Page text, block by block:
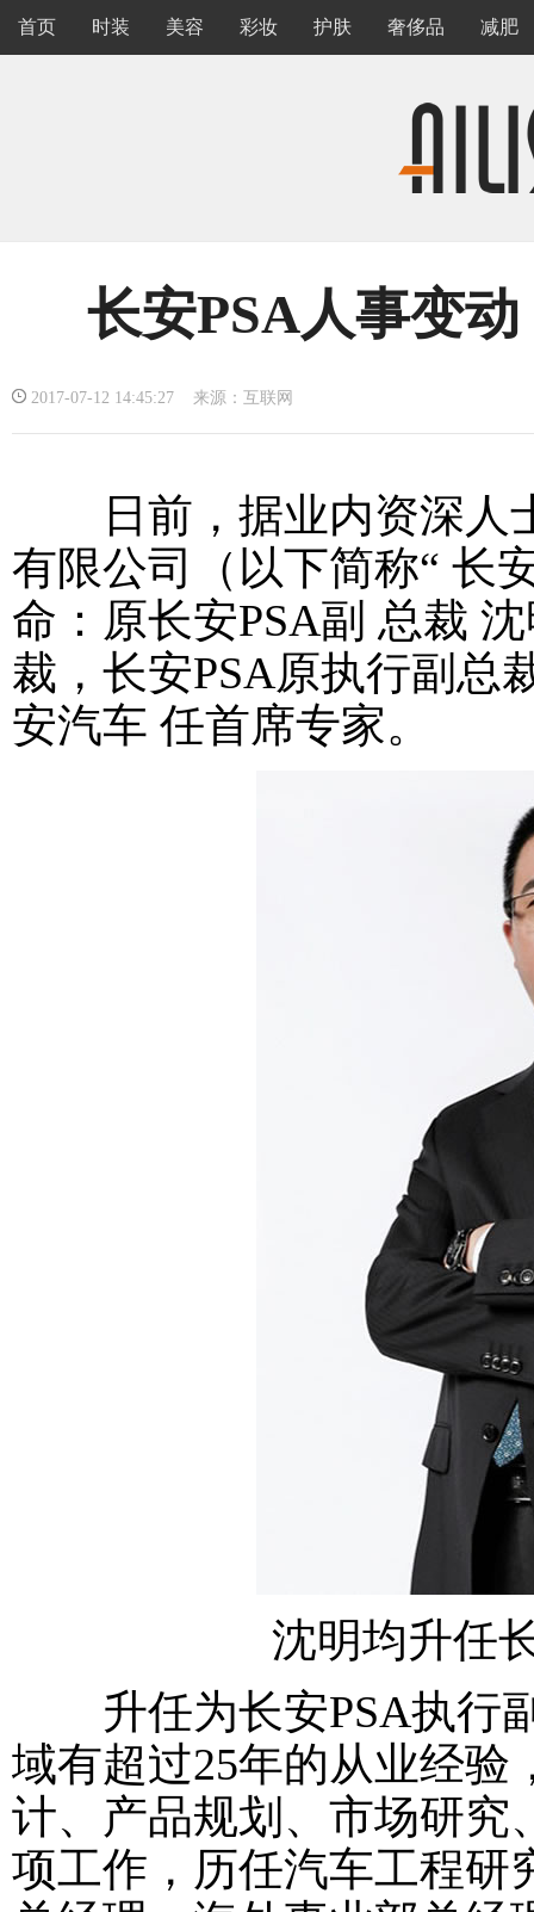
首页 时装 美容 彩妆 护肤 奢侈品 减肥
长安PSA人事变
2017-07-12 14:45:27 来源：互联网
日前，据业内资深人
有限公司（以下简称“ 长
命：原长安PSA副 总裁
裁，长安PSA原执行副总
安汽车 任首席专家。
沈明均升任
升任为长安PSA执行
域有超过25年的从业经
计、产品规划、市场研究
项工作，历任汽车工程研